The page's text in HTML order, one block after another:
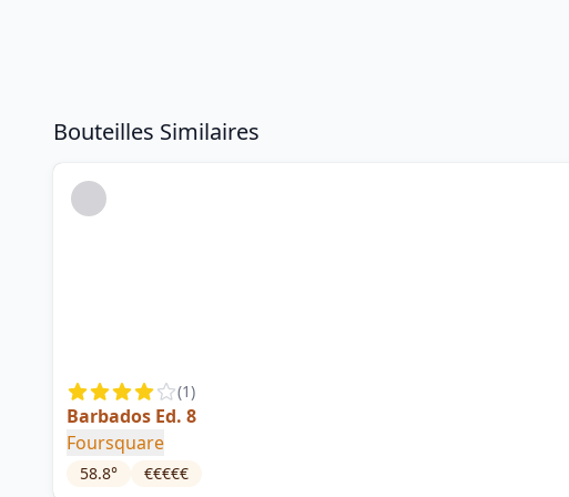
Bouteilles Similaires
(1)
Barbados Ed. 8
Foursquare
58.8° €€€€€